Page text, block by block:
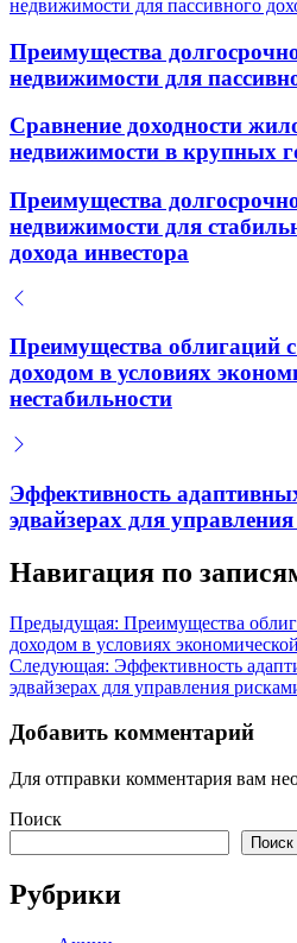
Преимущества
недвижимости для
Сравнение доходности
недвижимости в крупных
Преимущества
недвижимости для
дохода инвестора
Преимущества облигаций
доходом в условиях
нестабильности
Эффективность
эдвайзерах для
Навигация по
Предыдущая: Преимущества
доходом в условиях
Следующая: Эффективность
эдвайзерах для управления
Добавить комментарий
Для отправки комментария вам
Поиск
Поиск
Рубрики